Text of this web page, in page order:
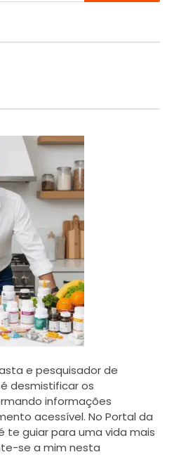
e pesquisador de
desmistificar os
informações
acessível. No Portal da
te guiar para uma vida mais
se a mim nesta